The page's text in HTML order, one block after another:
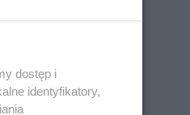
dostęp i
identyfikatory,